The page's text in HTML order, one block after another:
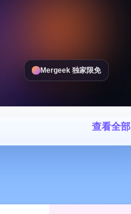
Mergeek 独家限免
查看全部